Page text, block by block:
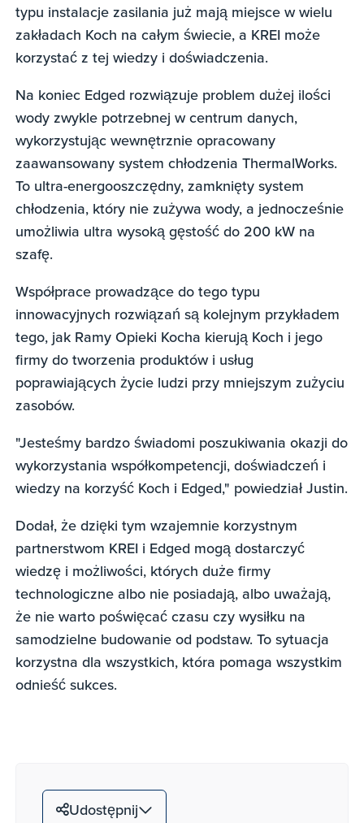
typu instalacje zasilania już mają miejsce w wielu
zakładach Koch na całym świecie, a KREI może
korzystać z tej wiedzy i doświadczenia.
Na koniec Edged rozwiązuje problem dużej ilości
wody zwykle potrzebnej w centrum danych,
wykorzystując wewnętrznie opracowany
zaawansowany system chłodzenia ThermalWorks.
To ultra-energooszczędny, zamknięty system
chłodzenia, który nie zużywa wody, a jednocześnie
umożliwia ultra wysoką gęstość do 200 kW na
szafę.
Współprace prowadzące do tego typu
innowacyjnych rozwiązań są kolejnym przykładem
tego, jak Ramy Opieki Kocha kierują Koch i jego
firmy do tworzenia produktów i usług
poprawiających życie ludzi przy mniejszym zużyciu
zasobów.
"Jesteśmy bardzo świadomi poszukiwania okazji do
wykorzystania współkompetencji, doświadczeń i
wiedzy na korzyść Koch i Edged," powiedział Justin.
Dodał, że dzięki tym wzajemnie korzystnym
partnerstwom KREI i Edged mogą dostarczyć
wiedzę i możliwości, których duże firmy
technologiczne albo nie posiadają, albo uważają,
że nie warto poświęcać czasu czy wysiłku na
samodzielne budowanie od podstaw. To sytuacja
korzystna dla wszystkich, która pomaga wszystkim
odnieść sukces.
Udostępnij